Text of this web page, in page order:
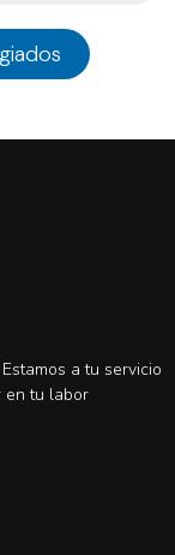
a tu servicio
en tu labor